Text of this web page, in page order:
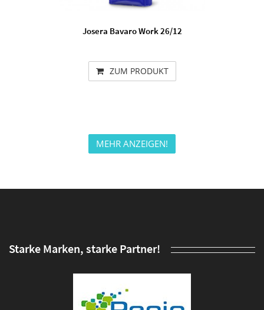
Josera Bavaro Work 26/12
ZUM PRODUKT
MEHR ANZEIGEN!
Starke Marken, starke Partner!